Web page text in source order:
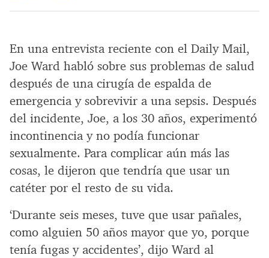
En una entrevista reciente con el Daily Mail,
Joe Ward habló sobre sus problemas de salud
después de una cirugía de espalda de
emergencia y sobrevivir a una sepsis. Después
del incidente, Joe, a los 30 años, experimentó
incontinencia y no podía funcionar
sexualmente. Para complicar aún más las
cosas, le dijeron que tendría que usar un
catéter por el resto de su vida.
‘Durante seis meses, tuve que usar pañales,
como alguien 50 años mayor que yo, porque
tenía fugas y accidentes’, dijo Ward al